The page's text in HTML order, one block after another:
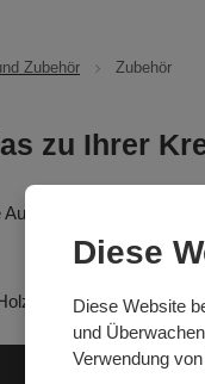
Zubehör Zubehör
zu Ihrer
an Accessoires,
und so
Diese
Diese Website
und
Verwendung